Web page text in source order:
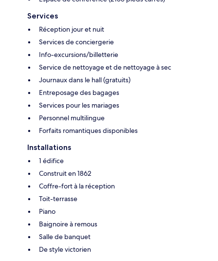
Services
Réception jour et nuit
Services de conciergerie
Info-excursions/billetterie
Service de nettoyage et de nettoyage à sec
Journaux dans le hall (gratuits)
Entreposage des bagages
Services pour les mariages
Personnel multilingue
Forfaits romantiques disponibles
Installations
1 édifice
Construit en 1862
Coffre-fort à la réception
Toit-terrasse
Piano
Baignoire à remous
Salle de banquet
De style victorien